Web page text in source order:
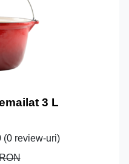
3 L
(0 review-uri)